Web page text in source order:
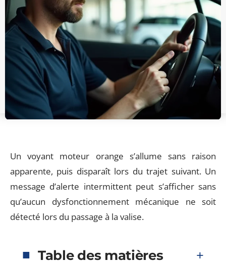
Un voyant moteur orange s’allume sans raison
apparente, puis disparaît lors du trajet suivant. Un
message d’alerte intermittent peut s’afficher sans
qu’aucun dysfonctionnement mécanique ne soit
détecté lors du passage à la valise.
Table des matières